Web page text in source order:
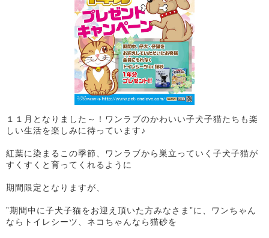
１１月となりました～！ワンラブのかわいい子犬子猫たちも楽
しい生活を楽しみに待っています♪
紅葉に染まるこの季節、ワンラブから巣立っていく子犬子猫が
すくすくと育ってくれるように
期間限定となりますが、
”期間中に子犬子猫をお迎え頂いた方みなさま”に、ワンちゃん
ならトイレシーツ、ネコちゃんなら猫砂を